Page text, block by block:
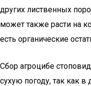
других лиственных
может также расти на
есть органические
Сбор агроцибе
сухую погоду, так как